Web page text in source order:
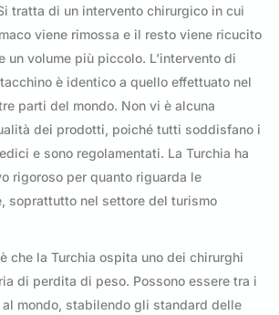
tratta di un intervento chirurgico in cui
viene rimossa e il resto viene ricucito
un volume più piccolo. L’intervento di
è identico a quello effettuato nel
parti del mondo. Non vi è alcuna
dei prodotti, poiché tutti soddisfano i
e sono regolamentati. La Turchia ha
rigoroso per quanto riguarda le
soprattutto nel settore del turismo
che la Turchia ospita uno dei chirurghi
di perdita di peso. Possono essere tra i
mondo, stabilendo gli standard delle